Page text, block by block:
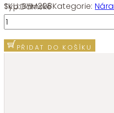
SKU:BYM208Kategorie:
Typ:Dámské
Náramek
Brosway
SYMPHONIA
BYM208
PŘIDAT DO KOŠÍKU